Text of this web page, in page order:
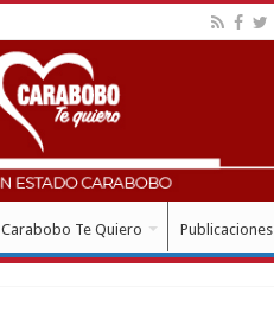
Carabobo Te Quiero Publicaciones